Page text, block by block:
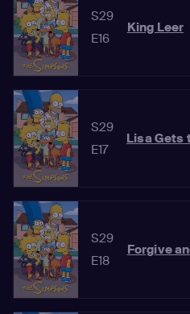
S29
E16
King Leer
S29
E17
Lisa Gets
S29
E18
Forgive